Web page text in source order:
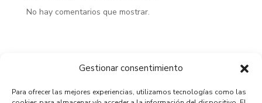
Gestionar consentimiento
Para ofrecer las mejores experiencias, utilizamos tecnologías como las
No hay comentarios que mostrar.